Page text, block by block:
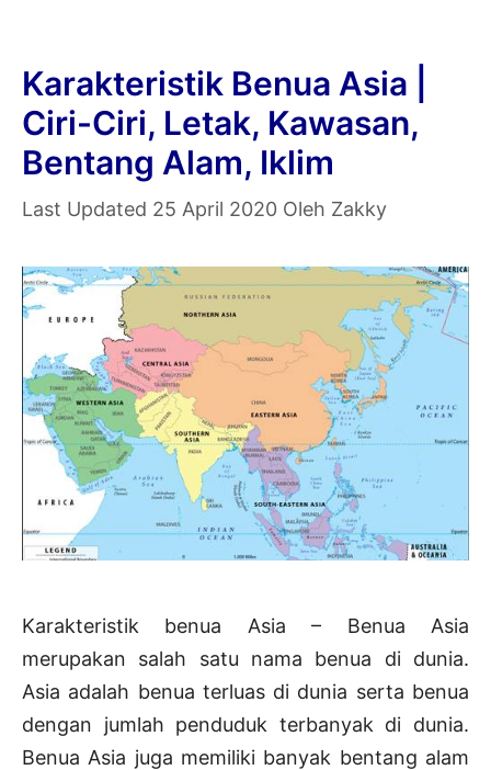
Kawasan,
Bentang
Alam,
Karakteristik Benua Asia |
Ciri-Ciri, Letak, Kawasan,
Bentang Alam, Iklim
25 April 2020 Oleh Zakky
Karakteristik benua Asia – Benua Asia
merupakan salah satu nama benua di dunia.
Asia adalah benua terluas di dunia serta benua
dengan jumlah penduduk terbanyak di dunia.
Benua Asia juga memiliki banyak bentang alam